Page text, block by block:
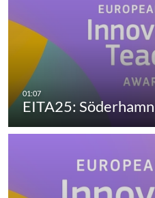
EITA25: Söderhamn